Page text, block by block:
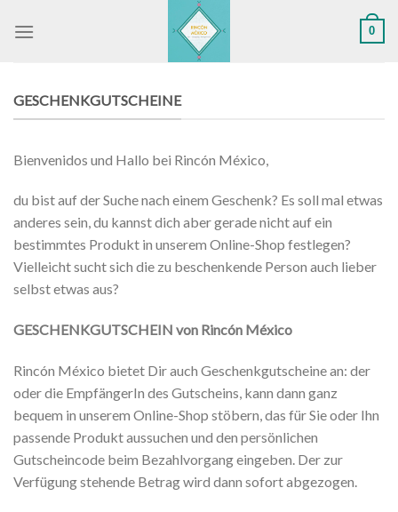
0
GESCHENKGUTSCHEINE
Bienvenidos und Hallo bei Rincón México,
du bist auf der Suche nach einem Geschenk? Es soll mal etwas
anderes sein, du kannst dich aber gerade nicht auf ein
bestimmtes Produkt in unserem Online-Shop festlegen?
Vielleicht sucht sich die zu beschenkende Person auch lieber
selbst etwas aus?
GESCHENKGUTSCHEIN von Rincón México
Rincón México bietet Dir auch Geschenkgutscheine an: der
oder die EmpfängerIn des Gutscheins, kann dann ganz
bequem in unserem Online-Shop stöbern, das für Sie oder Ihn
passende Produkt aussuchen und den persönlichen
Gutscheincode beim Bezahlvorgang eingeben. Der zur
Verfügung stehende Betrag wird dann sofort abgezogen.